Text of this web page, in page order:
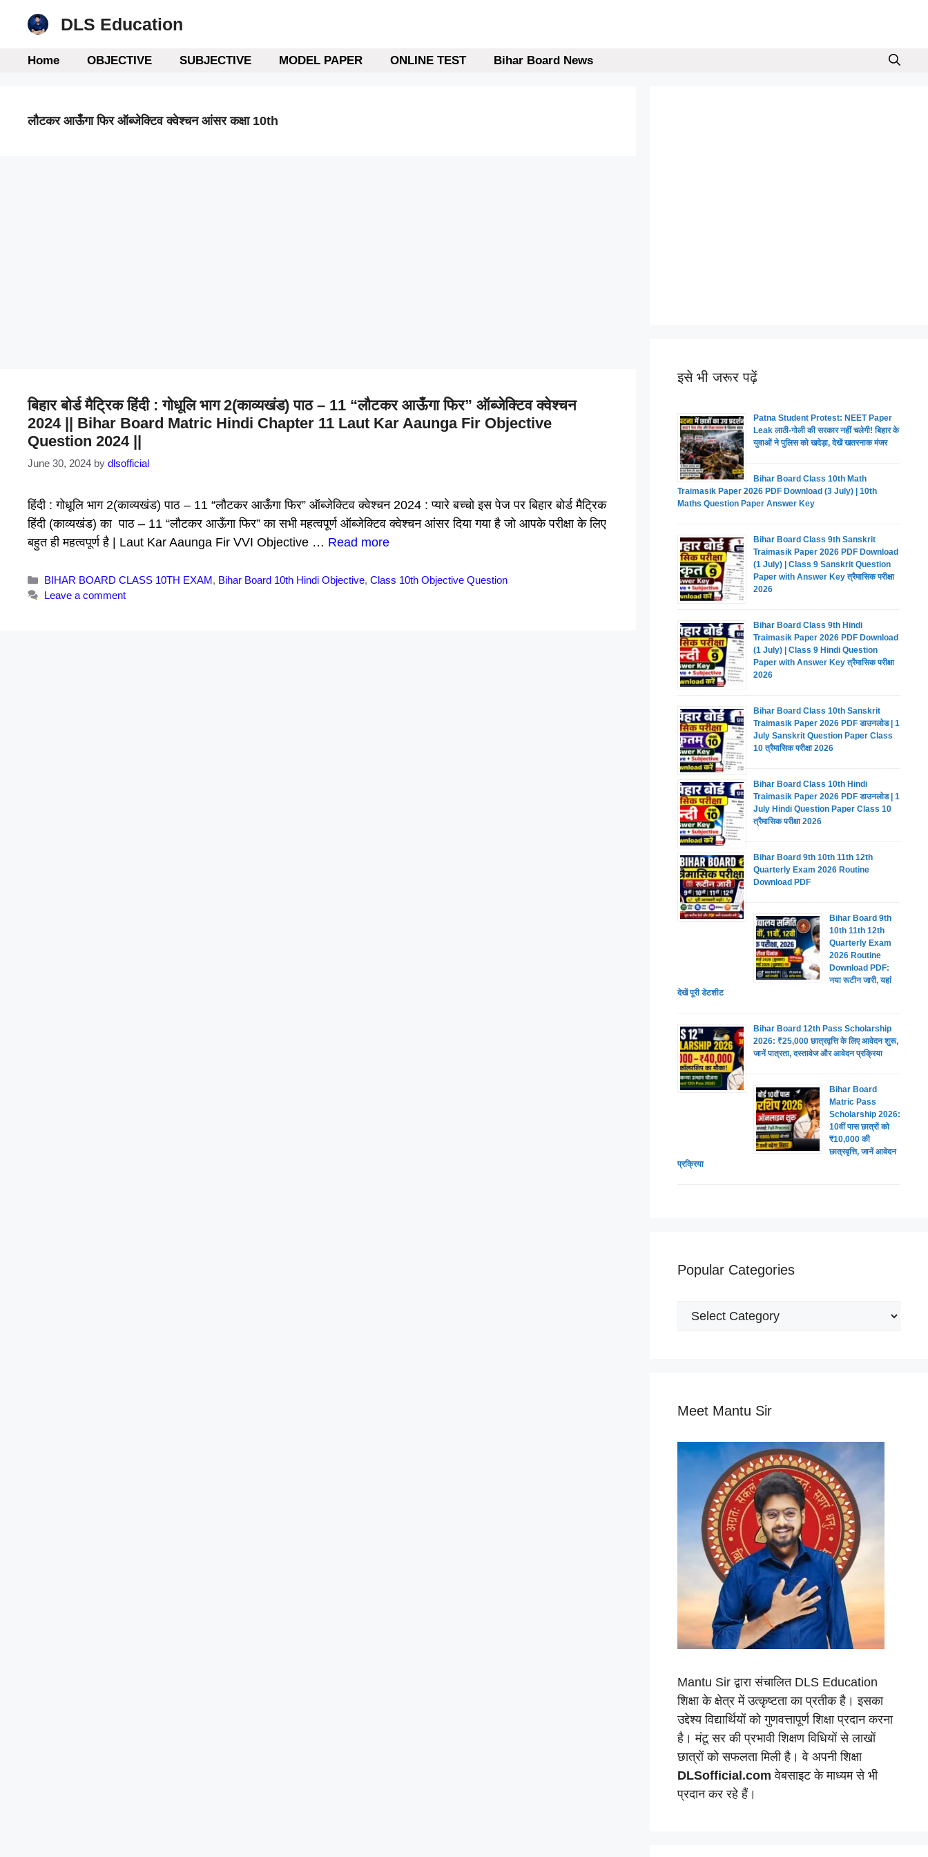
DLS Education
Home OBJECTIVE SUBJECTIVE MODEL PAPER ONLINE TEST Bihar Board News
लौटकर आऊँगा फिर ऑब्जेक्टिव क्वेश्चन आंसर कक्षा 10th
बिहार बोर्ड मैट्रिक हिंदी : गोधूलि भाग 2(काव्यखंड) पाठ – 11 “लौटकर आऊँगा फिर” ऑब्जेक्टिव क्वेश्चन
2024 || Bihar Board Matric Hindi Chapter 11 Laut Kar Aaunga Fir Objective
Question 2024 ||
June 30, 2024 by dlsofficial
हिंदी : गोधूलि भाग 2(काव्यखंड) पाठ – 11 “लौटकर आऊँगा फिर” ऑब्जेक्टिव क्वेश्चन 2024 : प्यारे बच्चो इस पेज पर बिहार बोर्ड मैट्रिक
हिंदी (काव्यखंड) का पाठ – 11 “लौटकर आऊँगा फिर” का सभी महत्वपूर्ण ऑब्जेक्टिव क्वेश्चन आंसर दिया गया है जो आपके परीक्षा के लिए
बहुत ही महत्वपूर्ण है | Laut Kar Aaunga Fir VVI Objective … Read more
Categories
BIHAR BOARD CLASS 10TH EXAM, Bihar Board 10th Hindi Objective,Class 10th Objective Question
Leave a comment
इसे भी जरूर पढ़ें
Patna Student Protest: NEET Paper
Leak लाठी-गोली की सरकार नहीं चलेगी! बिहार के
युवाओं ने पुलिस को खदेड़ा, देखें खतरनाक मंजर
Bihar Board Class 10th Math
Traimasik Paper 2026 PDF Download (3 July) | 10th
Maths Question Paper Answer Key
Bihar Board Class 9th Sanskrit
Traimasik Paper 2026 PDF Download
(1 July) | Class 9 Sanskrit Question
Paper with Answer Key त्रैमासिक परीक्षा
2026
Bihar Board Class 9th Hindi
Traimasik Paper 2026 PDF Download
(1 July) | Class 9 Hindi Question
Paper with Answer Key त्रैमासिक परीक्षा
2026
Bihar Board Class 10th Sanskrit
Traimasik Paper 2026 PDF डाउनलोड | 1
July Sanskrit Question Paper Class
10 त्रैमासिक परीक्षा 2026
Bihar Board Class 10th Hindi
Traimasik Paper 2026 PDF डाउनलोड | 1
July Hindi Question Paper Class 10
त्रैमासिक परीक्षा 2026
Bihar Board 9th 10th 11th 12th
Quarterly Exam 2026 Routine
Download PDF
Bihar Board 9th
10th 11th 12th
Quarterly Exam
2026 Routine
Download PDF:
नया रूटीन जारी, यहां
देखें पूरी डेटशीट
Bihar Board 12th Pass Scholarship
2026: ₹25,000 छात्रवृत्ति के लिए आवेदन शुरू,
जानें पात्रता, दस्तावेज और आवेदन प्रक्रिया
Bihar Board
Matric Pass
Scholarship 2026:
10वीं पास छात्रों को
₹10,000 की
छात्रवृत्ति, जानें आवेदन
प्रक्रिया
Popular Categories
Popular
Meet Mantu Sir
Mantu Sir द्वारा संचालित DLS Education
शिक्षा के क्षेत्र में उत्कृष्टता का प्रतीक है। इसका
उद्देश्य विद्यार्थियों को गुणवत्तापूर्ण शिक्षा प्रदान करना
है। मंटू सर की प्रभावी शिक्षण विधियों से लाखों
छात्रों को सफलता मिली है। वे अपनी शिक्षा
DLSofficial.com वेबसाइट के माध्यम से भी
प्रदान कर रहे हैं।